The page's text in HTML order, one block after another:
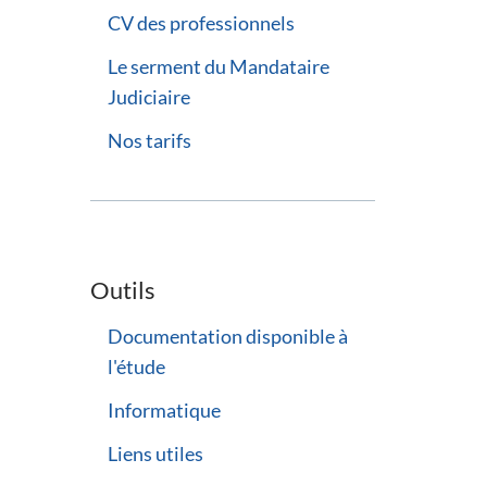
CV des professionnels
Le serment du Mandataire
Judiciaire
Nos tarifs
Outils
Documentation disponible à
l'étude
Informatique
Liens utiles